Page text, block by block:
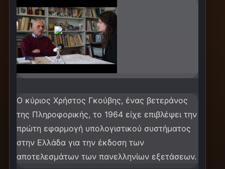
Ο κύριος Χρήστος Γκούβης, ένας βετεράνος
της Πληροφορικής, το 1964 είχε επιβλέψει την
πρώτη εφαρμογή υπολογιστικού συστήματος
στην Ελλάδα για την έκδοση των
αποτελεσμάτων των πανελληνίων εξετάσεων.